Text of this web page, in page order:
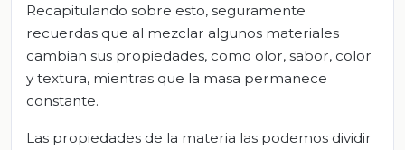
Recapitulando sobre esto, seguramente
recuerdas que al mezclar algunos materiales
cambian sus propiedades, como olor, sabor, color
y textura, mientras que la masa permanece
constante.
Las propiedades de la materia las podemos dividir